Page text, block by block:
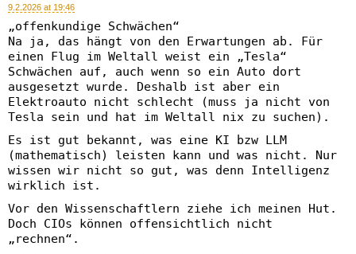
9.2.2026 at 19:46
„offenkundige Schwächen“
Na ja, das hängt von den Erwartungen ab. Für
einen Flug im Weltall weist ein „Tesla“
Schwächen auf, auch wenn so ein Auto dort
ausgesetzt wurde. Deshalb ist aber ein
Elektroauto nicht schlecht (muss ja nicht von
Tesla sein und hat im Weltall nix zu suchen).
Es ist gut bekannt, was eine KI bzw LLM
(mathematisch) leisten kann und was nicht. Nur
wissen wir nicht so gut, was denn Intelligenz
wirklich ist.
Vor den Wissenschaftlern ziehe ich meinen Hut.
Doch CIOs können offensichtlich nicht
„rechnen“.